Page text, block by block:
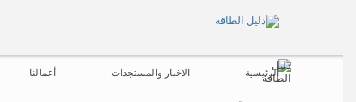
الرئيسية الاخبار والمستجدات أعمالنا